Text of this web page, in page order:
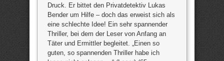
Druck. Er bittet den Privatdetektiv Lukas
Bender um Hilfe – doch das erweist sich als
eine schlechte Idee! Ein sehr spannender
Thriller, bei dem der Leser von Anfang an
Täter und Ermittler begleitet. „Einen so
guten, so spannenden Thriller habe ich